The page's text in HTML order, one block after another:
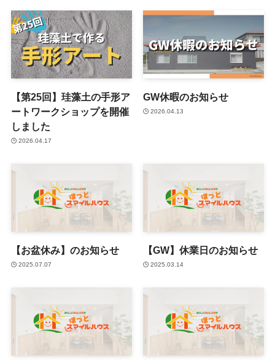
【第25回】珪藻土の手形ア
ートワークショップを開催
しました
2026.04.17
GW休暇のお知らせ
2026.04.13
【お盆休み】のお知らせ
2025.07.07
【GW】休業日のお知らせ
2025.03.14